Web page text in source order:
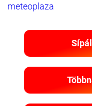
meteoplaza